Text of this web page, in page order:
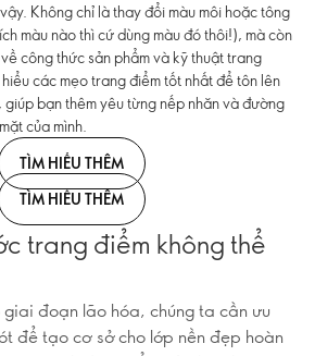
Không chỉ là thay đổi màu môi hoặc tông
màu nào thì cứ dùng màu đó thôi!), mà còn
công thức sản phẩm và kỹ thuật trang
các mẹo trang điểm tốt nhất để tôn lên
bạn thêm yêu từng nếp nhăn và đường
của mình.
TÌM HIỂU THÊM
TÌM HIỂU THÊM
trang điểm không thể
đoạn lão hóa, chúng ta cần ưu
để tạo cơ sở cho lớp nền đẹp hoàn